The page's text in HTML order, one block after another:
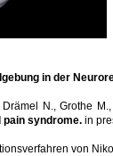
in der
N., Grothe
pain syndrome. in
von